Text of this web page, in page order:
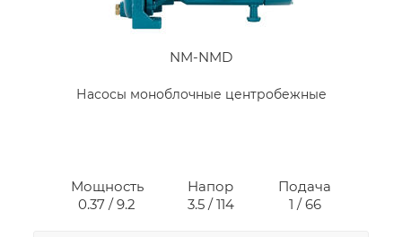
NM-NMD
Насосы моноблочные центробежные
Мощность
0.37 / 9.2
Напор
3.5 / 114
Подача
1 / 66